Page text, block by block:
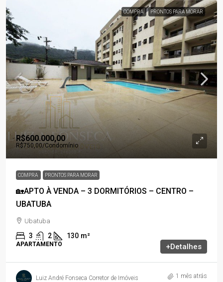
COMPRA PRONTOS PARA MORAR
R$600.000,00
R$750,00/Condomínio
COMPRA PRONTOS PARA MORAR
🏡APTO À VENDA – 3 DORMITÓRIOS – CENTRO –
UBATUBA
Ubatuba
3 2 130 m²
APARTAMENTO +Detalhes
Luiz André Fonseca Corretor de Imóveis 1 mês atrás